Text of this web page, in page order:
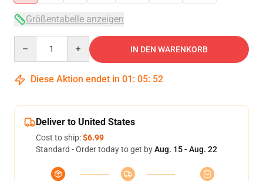
Größentabelle anzeigen
IN DEN WARENKORB
Diese Aktion endet in 01 : 05: 52
Deliver to United States
Cost to ship:$6.99
Standard - Order today to get byAug. 15 - Aug. 22